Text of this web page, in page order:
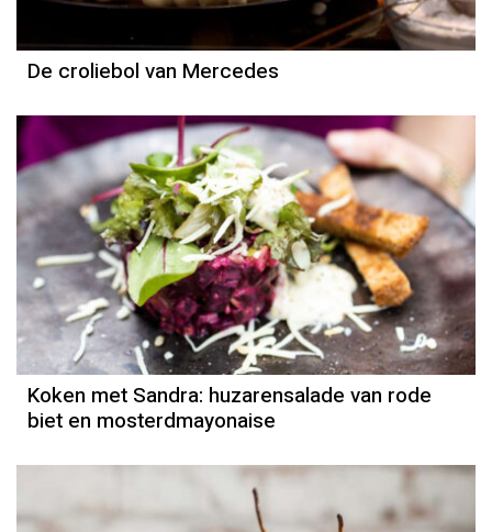
De croliebol van Mercedes
Koken met Sandra: huzarensalade van rode
biet en mosterdmayonaise